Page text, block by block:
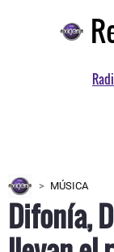
MÚSICA
Difonía,